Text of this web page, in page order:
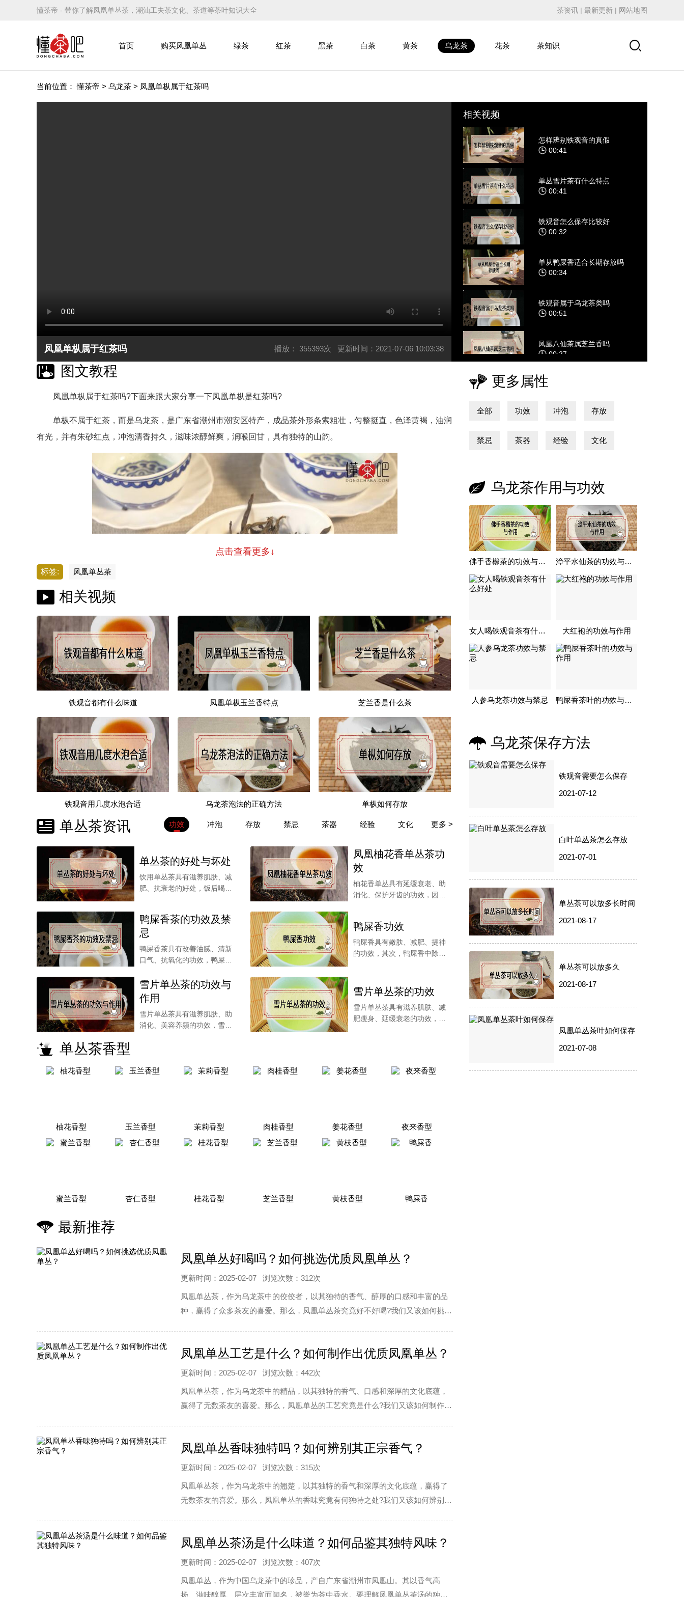
懂茶帝 - 带你了解凤凰单丛茶，潮汕工夫茶文化、茶道等茶叶知识大全 茶资讯 | 最新更新 | 网站地图
首页 购买凤凰单丛 绿茶 红茶 黑茶 白茶 黄茶 乌龙茶 花茶 茶知识
当前位置：懂茶帝 > 乌龙茶 > 凤凰单枞属于红茶吗
凤凰单枞属于红茶吗 播放： 355393次 更新时间：2021-07-06 10:03:38
相关视频
怎样辨别铁观音的真假
00:41
单丛雪片茶有什么特点
00:41
铁观音怎么保存比较好
00:32
单从鸭屎香适合长期存放吗
00:34
铁观音属于乌龙茶类吗
00:51
凤凰八仙茶属芝兰香吗
00:27
图文教程
凤凰单枞属于红茶吗?下面来跟大家分享一下凤凰单枞是红茶吗?
单枞不属于红茶，而是乌龙茶，是广东省潮州市潮安区特产，成品茶外形条索粗壮，匀整挺直，色泽黄褐，油润
有光，并有朱砂红点，冲泡清香持久，滋味浓醇鲜爽，润喉回甘，具有独特的山韵。
以上就是单枞是不是红茶的内容，希望对大家有所帮助。
点击查看更多↓
标签: 凤凰单丛茶
相关视频
铁观音都有什么味道 凤凰单枞玉兰香特点 芝兰香是什么茶
铁观音用几度水泡合适 乌龙茶泡法的正确方法 单枞如何存放
单丛茶资讯 功效 冲泡 存放 禁忌 茶器 经验 文化 更多 >
单丛茶的好处与坏处
饮用单丛茶具有滋养肌肤、减
肥、抗衰老的好处，饭后喝一
凤凰柚花香单丛茶功
效
柚花香单丛具有延缓衰老、助
消化、保护牙齿的功效，因为
鸭屎香茶的功效及禁
忌
鸭屎香茶具有改善油腻、清新
口气、抗氧化的功效，鸭屎香
鸭屎香功效
鸭屎香具有嫩肤、减肥、提神
的功效，其次，鸭屎香中除了
雪片单丛茶的功效与
作用
雪片单丛茶具有滋养肌肤、助
消化、美容养颜的功效，雪片
雪片单丛茶的功效
雪片单丛茶具有滋养肌肤、减
肥瘦身、延缓衰老的功效，茶
单丛茶香型
柚花香型 玉兰香型 茉莉香型 肉桂香型 姜花香型 夜来香型
蜜兰香型 杏仁香型 桂花香型 芝兰香型 黄枝香型 鸭屎香
最新推荐
凤凰单丛好喝吗？如何挑选优质凤凰单丛？
更新时间：2025-02-07 浏览次数：312次
凤凰单丛茶，作为乌龙茶中的佼佼者，以其独特的香气、醇厚的口感和丰富的品
种，赢得了众多茶友的喜爱。那么，凤凰单丛茶究竟好不好喝?我们又该如何挑选
凤凰单丛工艺是什么？如何制作出优质凤凰单丛？
更新时间：2025-02-07 浏览次数：442次
凤凰单丛茶，作为乌龙茶中的精品，以其独特的香气、口感和深厚的文化底蕴，
赢得了无数茶友的喜爱。那么，凤凰单丛的工艺究竟是什么?我们又该如何制作出
凤凰单丛香味独特吗？如何辨别其正宗香气？
更新时间：2025-02-07 浏览次数：315次
凤凰单丛茶，作为乌龙茶中的翘楚，以其独特的香气和深厚的文化底蕴，赢得了
无数茶友的喜爱。那么，凤凰单丛的香味究竟有何独特之处?我们又该如何辨别其
凤凰单丛茶汤是什么味道？如何品鉴其独特风味？
更新时间：2025-02-07 浏览次数：407次
凤凰单丛，作为中国乌龙茶中的珍品，产自广东省潮州市凤凰山。其以香气高
扬、滋味醇厚、层次丰富而闻名，被誉为茶中香水。要理解凤凰单丛茶汤的独特
更多属性
全部 功效 冲泡 存放
禁忌 茶器 经验 文化
乌龙茶作用与功效
佛手香橼茶的功效与作用 漳平水仙茶的功效与作用
女人喝铁观音茶有什么好处 大红袍的功效与作用
人参乌龙茶功效与禁忌 鸭屎香茶叶的功效与作用
乌龙茶保存方法
铁观音需要怎么保存
2021-07-12
白叶单丛茶怎么存放
2021-07-01
单丛茶可以放多长时间
2021-08-17
单丛茶可以放多久
2021-08-17
凤凰单丛茶叶如何保存
2021-07-08